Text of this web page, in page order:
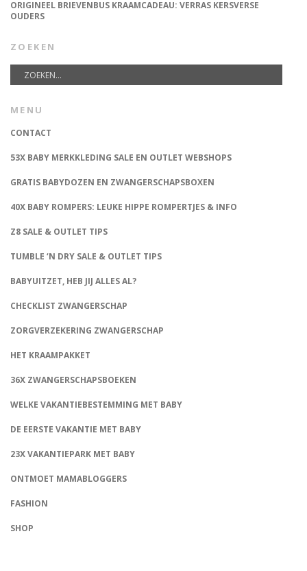
ORIGINEEL BRIEVENBUS KRAAMCADEAU: VERRAS KERSVERSE
OUDERS
ZOEKEN
MENU
CONTACT
53X BABY MERKKLEDING SALE EN OUTLET WEBSHOPS
GRATIS BABYDOZEN EN ZWANGERSCHAPSBOXEN
40X BABY ROMPERS: LEUKE HIPPE ROMPERTJES & INFO
Z8 SALE & OUTLET TIPS
TUMBLE ‘N DRY SALE & OUTLET TIPS
BABYUITZET, HEB JIJ ALLES AL?
CHECKLIST ZWANGERSCHAP
ZORGVERZEKERING ZWANGERSCHAP
HET KRAAMPAKKET
36X ZWANGERSCHAPSBOEKEN
WELKE VAKANTIEBESTEMMING MET BABY
DE EERSTE VAKANTIE MET BABY
23X VAKANTIEPARK MET BABY
ONTMOET MAMABLOGGERS
FASHION
SHOP